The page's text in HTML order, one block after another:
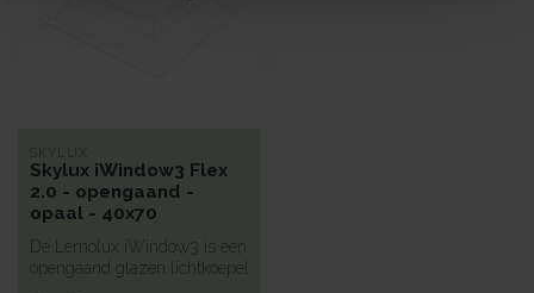
SKYLUX
Skylux iWindow3 Flex
2.0 - opengaand -
opaal - 40x70
De Lemolux iWindow3 is een
opengaand glazen lichtkoepel